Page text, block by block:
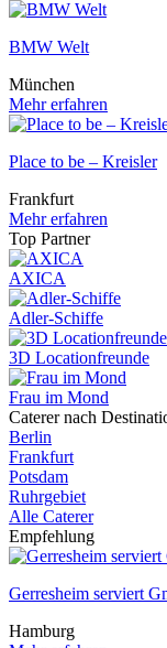
BMW Welt
München
Mehr erfahren
Place to be – Kreisler
Frankfurt
Mehr erfahren
Top Partner
AXICA
Adler-Schiffe
3D Locationfreunde
Frau im Mond
Caterer nach
Berlin
Frankfurt
Potsdam
Ruhrgebiet
Alle Caterer
Empfehlung
Gerresheim serviert
Hamburg